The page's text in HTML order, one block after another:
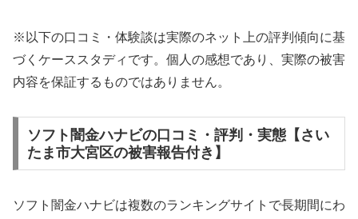
※以下の口コミ・体験談は実際のネット上の評判傾向に基
づくケーススタディです。個人の感想であり、実際の被害
内容を保証するものではありません。
ソフト闇金ハナビの口コミ・評判・実態【さい
たま市大宮区の被害報告付き】
ソフト闇金ハナビは複数のランキングサイトで長期間にわ